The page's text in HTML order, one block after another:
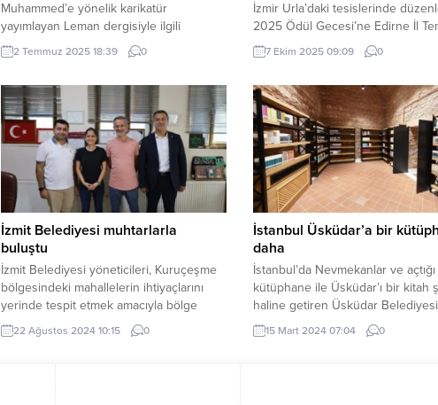
Muhammed’e yönelik karikatür
yayımlayan Leman dergisiyle ilgili
soruşturmada 4 şüphelinin tutuklandığını,
yurtdışındaki 2 şüpheli için yakalama
(İGFA) – Leman dergisinde Hz.
Muhammed’e yönelik saygısız bir
karikatür yayımlanmasıyla ilgili İstanbul
Cumhuriyet Başsavcılığı’nca başlatılan
soruşturma kapsamında karar belli oldu.
Soruşturma kapsamında gözaltına
alınan...
2 Temmuz 2025 18:39 0
İzmir Urla’daki tesislerinde
2025 Ödül Gecesi’ne Edirne İl
Erdoğan Demir ve Tekirdağ İl
Hüseyin Ergin Özdem katıldı. TYF
yelken sporunun gelişmesi için
çalışmalara destek sözü verdi.
(İGFA) – Türkiye Yelken
(TYF), İzmir Urla’daki TYF
2025 Ödül...
7 Ekim 2025 09:09 0
İzmit Belediyesi muhtarlarla
buluştu
İzmit Belediyesi yöneticileri, Kuruçeşme
bölgesindeki mahallelerin ihtiyaçlarını
yerinde tespit etmek amacıyla bölge
muhtarlarıyla bir araya geldi KOCAELİ
(İGFA) – İzmit Belediyesi, mahallelerin
amacıyla gerçekleştirdiği ziyaretlere
devam ediyor. Bu kapsamda İzmit
22 Ağustos 2024 10:15 0
İstanbul Üsküdar’a bir
daha
İstanbul’da Nevmekanlar ve açtığı
kütüphane ile Üsküdar’ı bir kitah
haline getiren Üsküdar
Üsküdarlı hemşehrilerine bir yeni
kütüphane daha kaznadırdı.
15 Mart 2024 07:04 0